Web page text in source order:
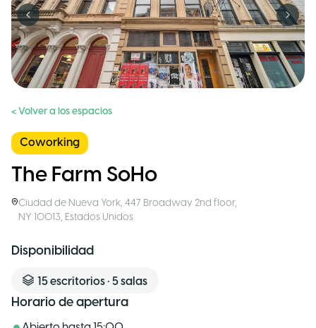
Previous slide Next
< Volver a los espacios
Coworking
The Farm SoHo
Ciudad de Nueva York,447 Broadway 2nd floor,
NY 10013, Estados Unidos
Disponibilidad
15escritorios • 5salas
Horario de apertura